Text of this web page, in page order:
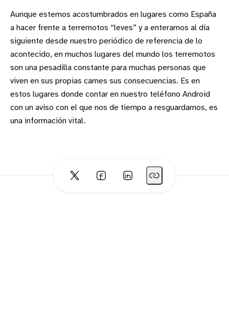
Aunque estemos acostumbrados en lugares como España
a hacer frente a terremotos “leves” y a enterarnos al día
siguiente desde nuestro periódico de referencia de lo
acontecido, en muchos lugares del mundo los terremotos
son una pesadilla constante para muchas personas que
viven en sus propias carnes sus consecuencias. Es en
estos lugares donde contar en nuestro teléfono Android
con un aviso con el que nos de tiempo a resguardarnos, es
una información vital.